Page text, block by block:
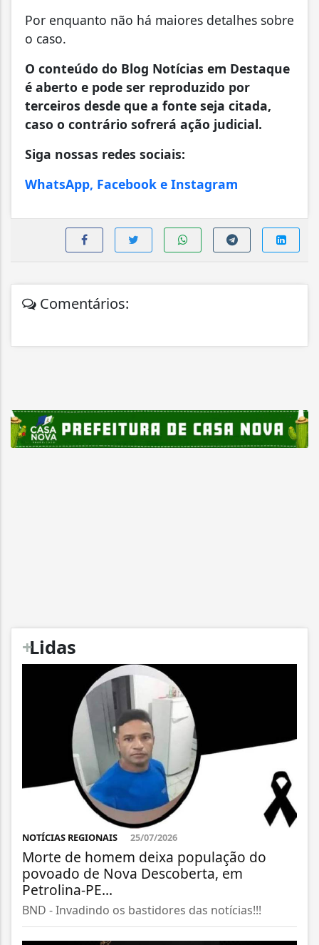
Por enquanto não há maiores detalhes sobre
o caso.
O conteúdo do Blog Notícias em Destaque
é aberto e pode ser reproduzido por
terceiros desde que a fonte seja citada,
caso o contrário sofrerá ação judicial.
Siga nossas redes sociais:
WhatsApp, Facebook e Instagram
Comentários:
+
Lidas
NOTÍCIAS REGIONAIS 25/07/2026
Morte de homem deixa população do
povoado de Nova Descoberta, em
Petrolina-PE...
BND - Invadindo os bastidores das notícias!!!